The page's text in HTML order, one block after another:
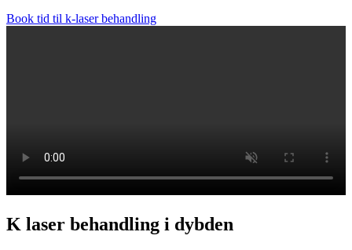
Book tid til k-laser behandling
K laser behandling i dybden